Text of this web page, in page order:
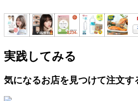
実践してみる
気になるお店を見つけて注文す